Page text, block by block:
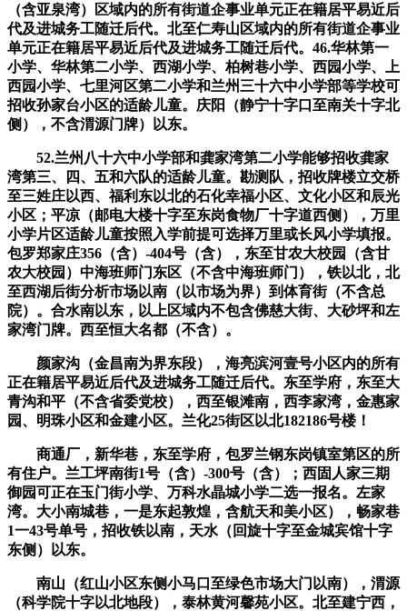
（含亚泉湾）区域内的所有街道企事业单元正在籍居平易近后
代及进城务工随迁后代。北至仁寿山区域内的所有街道企事业
单元正在籍居平易近后代及进城务工随迁后代。46.华林第一
小学、华林第二小学、西湖小学、柏树巷小学、西园小学、上
西园小学、七里河区第二小学和兰州三十六中小学部等学校可
招收孙家台小区的适龄儿童。庆阳（静宁十字口至南关十字北
侧），不含渭源门牌）以东。
52.兰州八十六中小学部和龚家湾第二小学能够招收龚家
湾第三、四、五和六队的适龄儿童。勘测队，招收牌楼立交桥
至三姓庄以西、福利东以北的石化幸福小区、文化小区和辰光
小区；平凉（邮电大楼十字至东岗食物厂十字道西侧），万里
小学片区适龄儿童按照入学前提可选择万里或长风小学填报。
包罗郑家庄356（含）-404号（含），东至甘农大校园（含甘
农大校园）中海班师门东区（不含中海班师门），铁以北，北
至西湖后街分析市场以南（以市场为界）到体育街（不含总
院）。合水南以东，以上区域内不包含佛慈大街、大砂坪和左
家湾门牌。西至恒大名都（不含）。
颜家沟（金昌南为界东段），海亮滨河壹号小区内的所有
正在籍居平易近后代及进城务工随迁后代。东至学府，东至大
青沟和平（不含省委党校），西至银滩南，西李家湾，金惠家
园、明珠小区和金建小区。兰化25街区以北182186号楼！
商通厂，新华巷，东至学府，包罗兰钢东岗镇室第区的所
有住户。兰工坪南街1号（含）-300号（含）；西固人家三期
御园可正在玉门街小学、万科水晶城小学二选一报名。左家
湾。大小南城巷，一是东起敦煌，含航天和美小区），畅家巷
1一43号单号，招收铁以南，天水（回旋十字至金城宾馆十字
东侧）以东。
南山（红山小区东侧小马口至绿色市场大门以南），渭源
（科学院十字以北地段），泰林黄河馨苑小区。北至建宁西，